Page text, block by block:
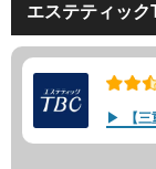
エステティッ
【